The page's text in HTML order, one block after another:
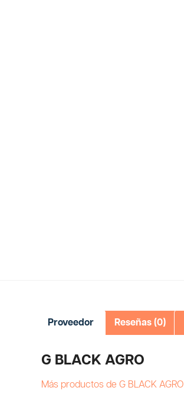
Proveedor Reseñas (0)
G BLACK AGRO
Más productos de G BLACK AGRO